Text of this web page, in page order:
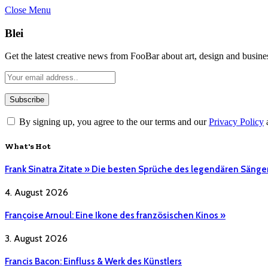
Close Menu
Blei
Get the latest creative news from FooBar about art, design and
By signing up, you agree to the our terms and ourPrivacy Policy
What's Hot
Frank Sinatra Zitate » Die besten Sprüche des legendären
4. August 2026
Françoise Arnoul: Eine Ikone des französischen Kinos »
3. August 2026
Francis Bacon: Einfluss & Werk des Künstlers